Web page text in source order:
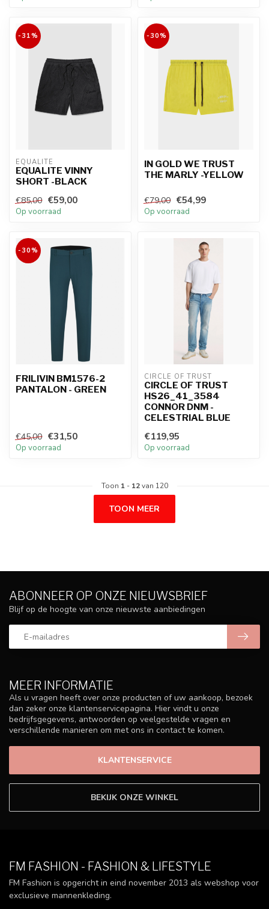
-31%
EQUALITÉ
EQUALITE VINNY
SHORT -BLACK
€85,00 €59,00
Op voorraad
-30%
IN GOLD WE TRUST
THE MARLY -YELLOW
€79,00 €54,99
Op voorraad
-30%
FRILIVIN BM1576-2
PANTALON - GREEN
€45,00 €31,50
Op voorraad
CIRCLE OF TRUST
CIRCLE OF TRUST
HS26_41_3584
CONNOR DNM -
CELESTRIAL BLUE
€119,95
Op voorraad
Toon 1- 12van 120
TOON MEER
MEER INFORMATIE
Als u vragen heeft over onze producten of uw aankoop, bezoek
dan zeker onze klantenservicepagina. Hier vindt u onze
bedrijfsgegevens, antwoorden op veelgestelde vragen en
verschillende manieren om met ons in contact te komen.
KLANTENSERVICE
BEKIJK ONZE WINKEL
ABONNEER OP ONZE NIEUWSBRIEF
Blijf op de hoogte van onze nieuwste aanbiedingen
FM FASHION - FASHION & LIFESTYLE
FM Fashion is opgericht in eind november 2013 als webshop voor
exclusieve mannenkleding.